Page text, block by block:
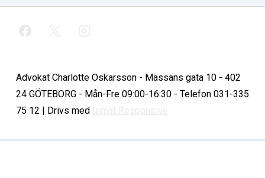
Advokat Charlotte Oskarsson - Mässans gata 10 - 402
24 GÖTEBORG - Mån-Fre 09:00-16:30 - Telefon 031-335
75 12 | Drivs med